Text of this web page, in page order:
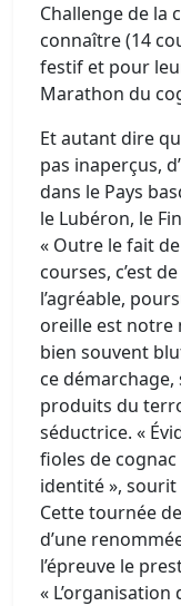
Challenge de la
connaître (14
festif et pour
Marathon du
Et autant dire
pas inaperçus,
dans le Pays
le Lubéron, le
« Outre le fait
courses, c’est
l’agréable,
oreille est notre
bien souvent
ce démarchage,
produits du
séductrice. «
fioles de
identité »,
Cette tournée
d’une
l’épreuve le
«